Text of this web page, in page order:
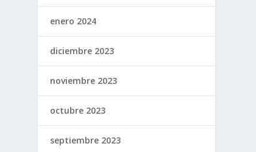
enero 2024
diciembre 2023
noviembre 2023
octubre 2023
septiembre 2023